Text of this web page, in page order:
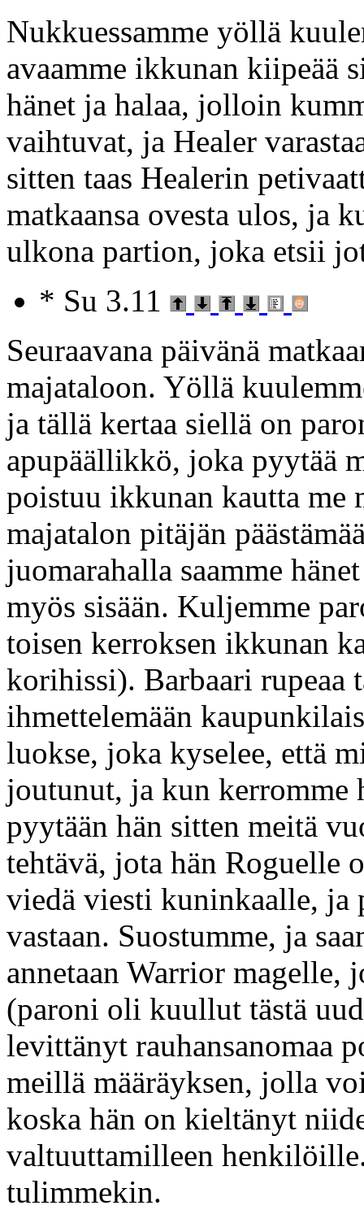
Nukkuessamme yöllä
avaamme ikkunan kiipeää
hänet ja halaa, jolloin
vaihtuvat, ja Healer
sitten taas Healerin
matkaansa ovesta ulos, ja
ulkona partion, joka etsii
* Su 3.11
Seuraavana päivänä
majataloon. Yöllä
ja tällä kertaa siellä on
apupäällikkö, joka pyytää
poistuu ikkunan kautta me
majatalon pitäjän
juomarahalla saamme
myös sisään. Kuljemme
toisen kerroksen ikkunan
korihissi). Barbaari rupeaa
ihmettelemään
luokse, joka kyselee, että
joutunut, ja kun kerromme
pyytään hän sitten meitä
tehtävä, jota hän Roguelle
viedä viesti kuninkaalle, ja
vastaan. Suostumme, ja
annetaan Warrior
(paroni oli kuullut tästä
levittänyt rauhansanomaa
meillä määräyksen, jolla
koska hän on kieltänyt
valtuuttamilleen
tulimmekin.